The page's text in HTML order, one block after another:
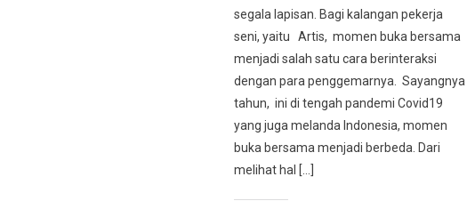
segala lapisan. Bagi kalangan pekerja
seni, yaitu Artis, momen buka bersama
menjadi salah satu cara berinteraksi
dengan para penggemarnya. Sayangnya
tahun, ini di tengah pandemi Covid19
yang juga melanda Indonesia, momen
buka bersama menjadi berbeda. Dari
melihat hal […]